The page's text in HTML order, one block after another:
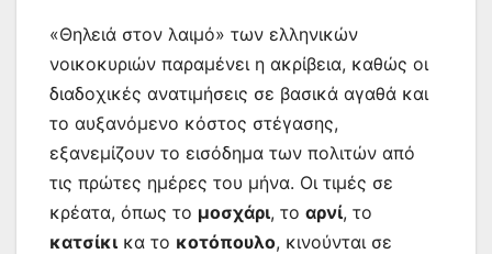
«Θηλειά στον λαιμό» των ελληνικών
νοικοκυριών παραμένει η ακρίβεια, καθώς οι
διαδοχικές ανατιμήσεις σε βασικά αγαθά και
το αυξανόμενο κόστος στέγασης,
εξανεμίζουν το εισόδημα των πολιτών από
τις πρώτες ημέρες του μήνα. Οι τιμές σε
κρέατα, όπως το μοσχάρι, το αρνί, το
κατσίκι κα το κοτόπουλο, κινούνται σε